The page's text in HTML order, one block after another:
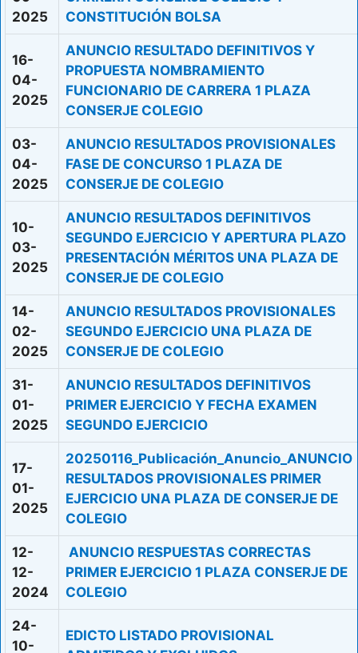
2025
CONSTITUCIÓN BOLSA
16-
04-
2025
ANUNCIO RESULTADO DEFINITIVOS Y
PROPUESTA NOMBRAMIENTO
FUNCIONARIO DE CARRERA 1 PLAZA
CONSERJE COLEGIO
03-
04-
2025
ANUNCIO RESULTADOS PROVISIONALES
FASE DE CONCURSO 1 PLAZA DE
CONSERJE DE COLEGIO
10-
03-
2025
ANUNCIO RESULTADOS DEFINITIVOS
SEGUNDO EJERCICIO Y APERTURA PLAZO
PRESENTACIÓN MÉRITOS UNA PLAZA DE
CONSERJE DE COLEGIO
14-
02-
2025
ANUNCIO RESULTADOS PROVISIONALES
SEGUNDO EJERCICIO UNA PLAZA DE
CONSERJE DE COLEGIO
31-
01-
2025
ANUNCIO RESULTADOS DEFINITIVOS
PRIMER EJERCICIO Y FECHA EXAMEN
SEGUNDO EJERCICIO
17-
01-
2025
20250116_Publicación_Anuncio_ANUNCIO
RESULTADOS PROVISIONALES PRIMER
EJERCICIO UNA PLAZA DE CONSERJE DE
COLEGIO
12-
12-
2024
ANUNCIO RESPUESTAS CORRECTAS
PRIMER EJERCICIO 1 PLAZA CONSERJE DE
COLEGIO
24-
10-
EDICTO LISTADO PROVISIONAL